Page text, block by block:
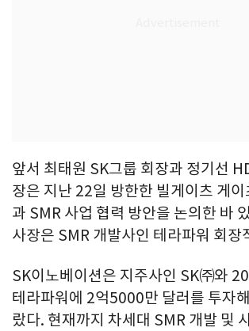
앞서 최태원 SK그룹 회장과 정기선
장은 지난 22일 방한한 빌게이츠 게
과 SMR 사업 협력 방안을 논의한 바
사장은 SMR 개발사인 테라파워 회장
SK이노베이션은 지주사인 SK㈜와
테라파워에 2억5000만 달러를 투자
랐다. 현재까지 차세대 SMR 개발 및